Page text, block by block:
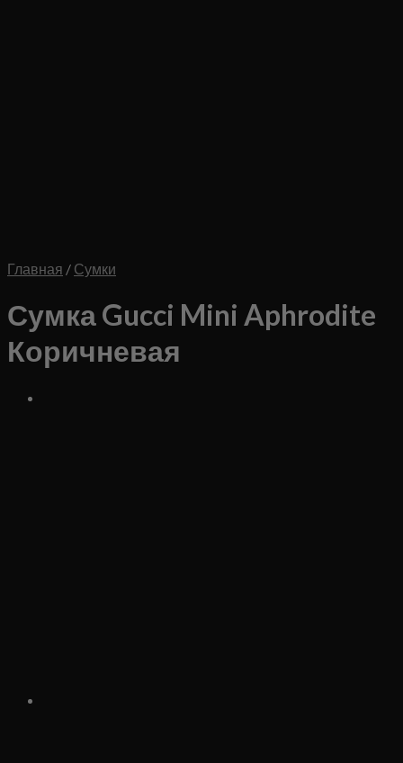
Главная / Сумки
Сумка Gucci Mini Aphrodite
Коричневая